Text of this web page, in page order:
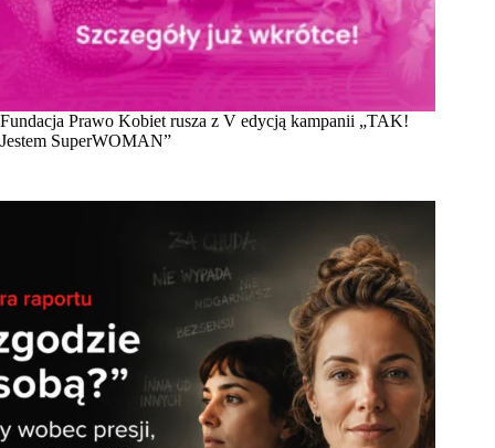
Fundacja Prawo Kobiet rusza z V edycją kampanii „TAK!
Jestem SuperWOMAN”